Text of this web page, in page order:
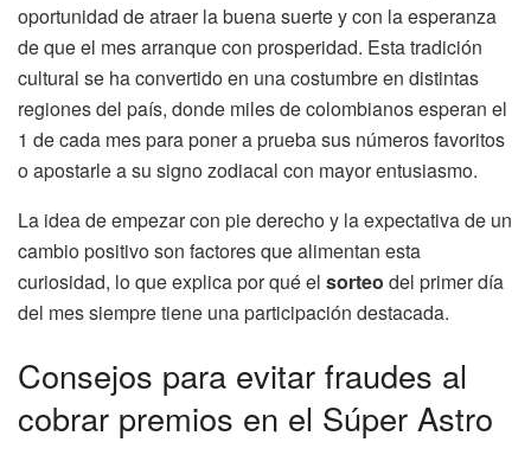
oportunidad de atraer la buena suerte y con la esperanza
de que el mes arranque con prosperidad. Esta tradición
cultural se ha convertido en una costumbre en distintas
regiones del país, donde miles de colombianos esperan el
1 de cada mes para poner a prueba sus números favoritos
o apostarle a su signo zodiacal con mayor entusiasmo.
La idea de empezar con pie derecho y la expectativa de un
cambio positivo son factores que alimentan esta
curiosidad, lo que explica por qué el sorteo del primer día
del mes siempre tiene una participación destacada.
Consejos para evitar fraudes al
cobrar premios en el Súper Astro